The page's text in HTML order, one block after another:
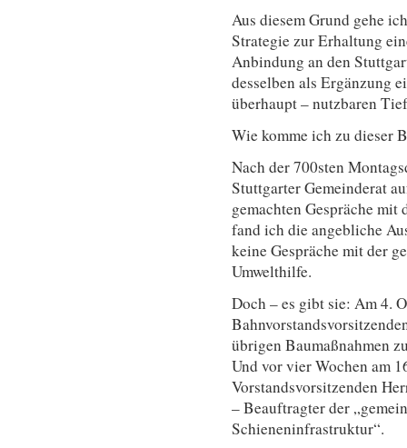
Aus diesem Grund gehe
Strategie zur Erhaltung
Anbin­dung an den
desselben als Ergänzung
überhaupt – nutzbaren
Wie komme ich zu dieser
Nach der 700sten
Stuttgarter Gemeinderat
gemachten Gespräche
fand ich die angebliche
keine Gespräche mit der
Umwelthilfe.
Doch – es gibt sie: Am 4.
übrigen Baumaßnahmen
Und vor vier Wochen am
Vorstandsvorsitzenden
– Beauftragter der
Schieneninfrastruktur“.